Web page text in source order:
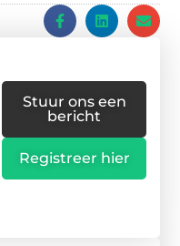
Stuur ons een
bericht
Registreer hier